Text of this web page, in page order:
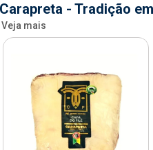
Carapreta - Tradição
Veja mais